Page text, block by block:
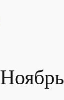
Ноябрь